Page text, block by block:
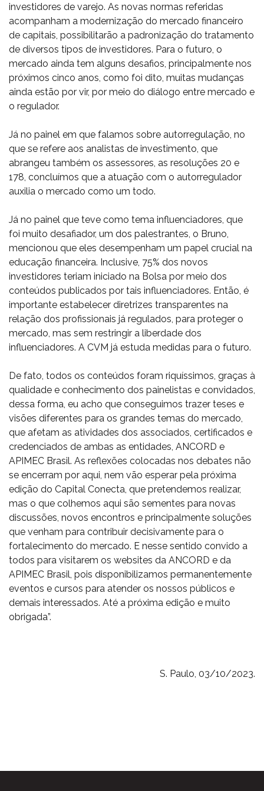
investidores de varejo. As novas normas referidas
acompanham a modernização do mercado financeiro
de capitais, possibilitarão a padronização do tratamento
de diversos tipos de investidores. Para o futuro, o
mercado ainda tem alguns desafios, principalmente nos
próximos cinco anos, como foi dito, muitas mudanças
ainda estão por vir, por meio do diálogo entre mercado e
o regulador.
Já no painel em que falamos sobre autorregulação, no
que se refere aos analistas de investimento, que
abrangeu também os assessores, as resoluções 20 e
178, concluímos que a atuação com o autorregulador
auxilia o mercado como um todo.
Já no painel que teve como tema influenciadores, que
foi muito desafiador, um dos palestrantes, o Bruno,
mencionou que eles desempenham um papel crucial na
educação financeira. Inclusive, 75% dos novos
investidores teriam iniciado na Bolsa por meio dos
conteúdos publicados por tais influenciadores. Então, é
importante estabelecer diretrizes transparentes na
relação dos profissionais já regulados, para proteger o
mercado, mas sem restringir a liberdade dos
influenciadores. A CVM já estuda medidas para o futuro.
De fato, todos os conteúdos foram riquíssimos, graças à
qualidade e conhecimento dos painelistas e convidados,
dessa forma, eu acho que conseguimos trazer teses e
visões diferentes para os grandes temas do mercado,
que afetam as atividades dos associados, certificados e
credenciados de ambas as entidades, ANCORD e
APIMEC Brasil. As reflexões colocadas nos debates não
se encerram por aqui, nem vão esperar pela próxima
edição do Capital Conecta, que pretendemos realizar,
mas o que colhemos aqui são sementes para novas
discussões, novos encontros e principalmente soluções
que venham para contribuir decisivamente para o
fortalecimento do mercado. E nesse sentido convido a
todos para visitarem os websites da ANCORD e da
APIMEC Brasil, pois disponibilizamos permanentemente
eventos e cursos para atender os nossos públicos e
demais interessados. Até a próxima edição e muito
obrigada”.
S. Paulo, 03/10/2023.